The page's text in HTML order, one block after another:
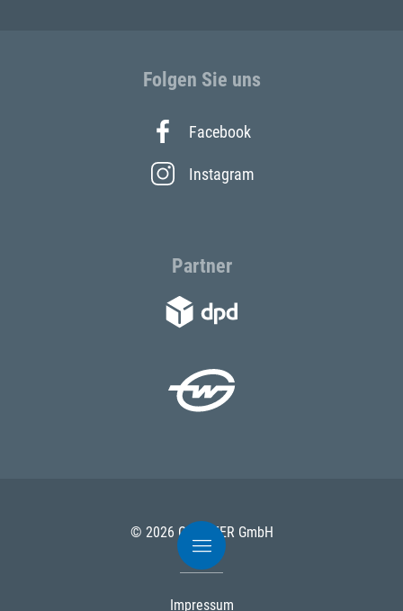
Folgen Sie uns
Facebook
Instagram
Partner
© 2026 ODÖRFER GmbH
Impressum